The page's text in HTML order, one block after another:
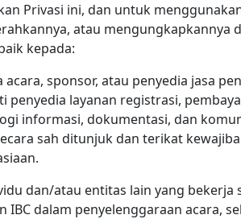
Privasi ini, dan untuk
atau mengungkapkannya
kepada:
acara, sponsor, atau penyedia jasa
penyedia layanan registrasi,
informasi, dokumentasi, dan
sah ditunjuk dan terikat
dan/atau entitas lain yang bekerja
IBC dalam penyelenggaraan acara,